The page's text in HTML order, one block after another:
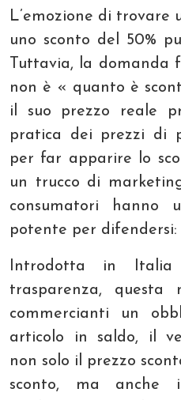
L’emozione di trovare
uno sconto del 50%
Tuttavia, la domanda
non è « quanto è
il suo prezzo reale
pratica dei prezzi di
per far apparire lo
un trucco di
consumatori hanno
potente per difendersi:
Introdotta in
trasparenza, questa
commercianti un
articolo in saldo, il
non solo il prezzo
sconto, ma anche